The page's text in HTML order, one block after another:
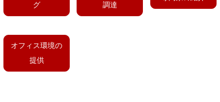
グ 調達
オフィス環境の
提供